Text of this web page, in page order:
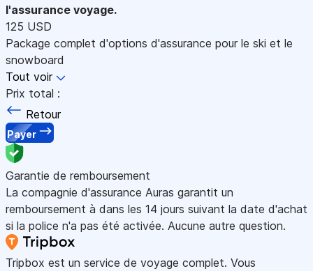
l'assurance voyage.
125 USD
Package complet d'options d'assurance pour le ski et le
snowboard
Tout voir
Prix total :
Retour
Payer
Garantie de remboursement
La compagnie d'assurance Auras garantit un
remboursement à dans les 14 jours suivant la date d'achat
si la police n'a pas été activée. Aucune autre question.
Tripbox est un service de voyage complet. Vous